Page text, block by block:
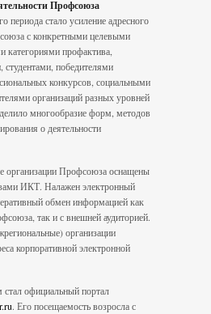
Профсоюза
периода стало усиление адресного
с конкретными целевыми
категориями профактива,
победителями
конкурсов, социальными
организаций разных уровней
многообразие форм, методов
о деятельности
организации Профсоюза оснащены
ИКТ. Налажен электронный
обмен информацией как
так и с внешней аудиторией.
организации
корпоративной электронной
официальный портал
. Его посещаемость возросла с